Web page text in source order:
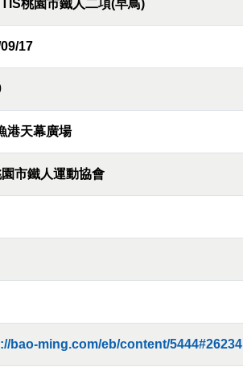
桃園市鐵人二項(早鳥)
17
港天幕廣場
市鐵人運動協會
bao-ming.com/eb/content/5444#26234